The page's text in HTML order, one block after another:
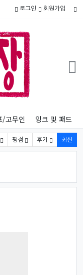
로그인 회원가입
/고무인 잉크 및 패드
평점 후기 최신